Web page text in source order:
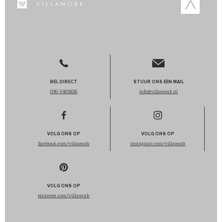
BEL DIRECT
036-5465836
STUUR ONS EEN MAIL
info@villawork.nl
VOLG ONS OP
facebook.com/villawork
VOLG ONS OP
instagram.com/villawork
VOLG ONS OP
pinterest.com/villawork